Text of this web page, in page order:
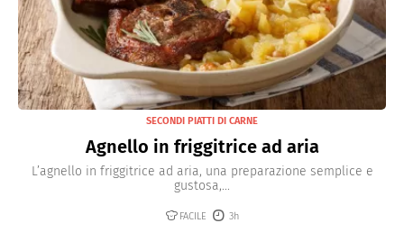
SECONDI PIATTI DI CARNE
Agnello in friggitrice ad aria
L’agnello in friggitrice ad aria, una preparazione semplice e
gustosa,...
FACILE 3h